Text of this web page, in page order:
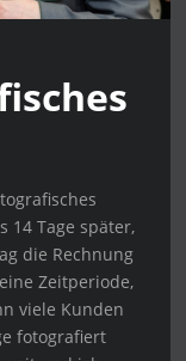
14 Tage später,
die Rechnung
Zeitperiode,
viele Kunden
fotografiert